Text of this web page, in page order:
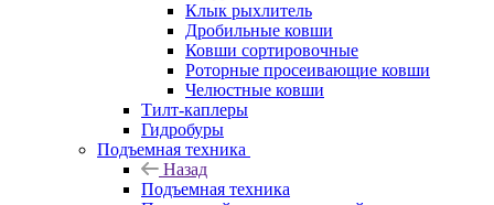
Клык рыхлитель
Дробильные ковши
Ковши сортировочные
Роторные просеивающие ковши
Челюстные ковши
Тилт-каплеры
Гидробуры
Подъемная техника
Назад
Подъемная техника